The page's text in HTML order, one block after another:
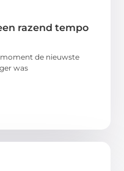
razend tempo
de nieuwste
was